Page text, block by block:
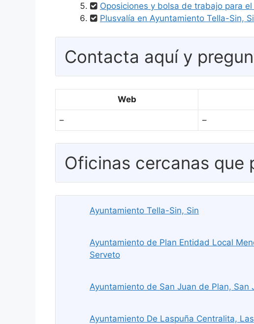
Oposiciones y bolsa de trabajo para
Plusvalía en Ayuntamiento Tella-Sin,
Contacta aquí y
Web
– –
Oficinas cercanas que
Ayuntamiento Tella-Sin, Sin
Ayuntamiento de Plan Entidad Local
Serveto
Ayuntamiento de San Juan de Plan, San
Ayuntamiento De Laspuña Centralita,